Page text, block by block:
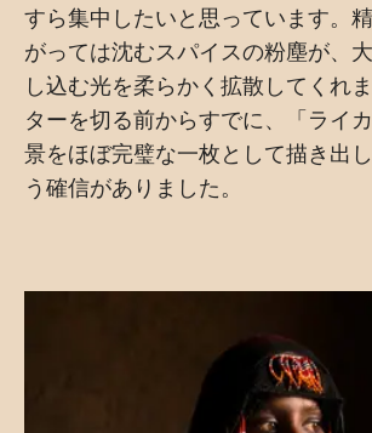
すら集中したいと思っています。
がっては沈むスパイスの粉塵が、
し込む光を柔らかく拡散してくれ
ターを切る前からすでに、「ライ
景をほぼ完璧な一枚として描き出
う確信がありました。